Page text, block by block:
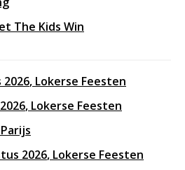
The Kids Win
2026 Lokerse Feesten
Lokerse Feesten
2026 Lokerse Feesten